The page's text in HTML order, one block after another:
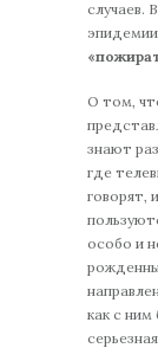
случаев.
О том,
знают
где
говорят,
особо и
как с ним